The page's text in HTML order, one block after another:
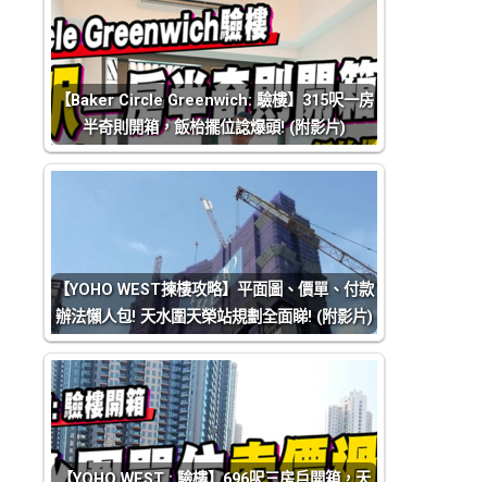
【Baker Circle Greenwich: 驗樓】315呎一房
半奇則開箱，飯枱擺位諗爆頭! (附影片)
【YOHO WEST揀樓攻略】平面圖、價單、付款
辦法懶人包! 天水圍天榮站規劃全面睇! (附影片)